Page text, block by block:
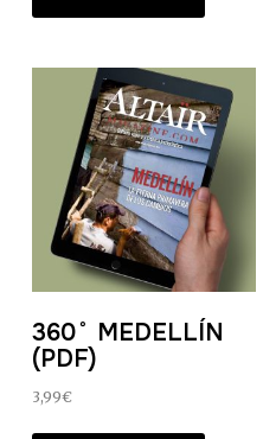
360˚ MEDELLÍN
(PDF)
3,99€